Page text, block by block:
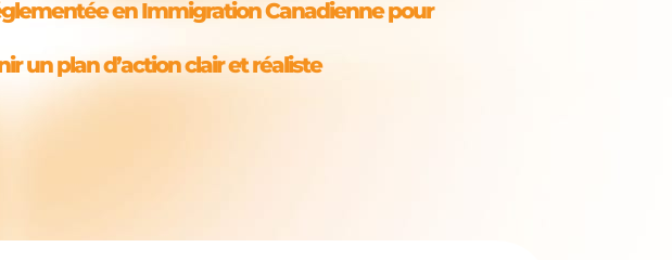
en Immigration Canadienne pour
un plan d’action clair et réaliste